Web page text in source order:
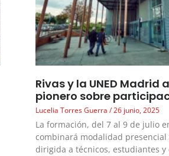
Rivas y la UNED Madrid
pionero sobre
Lucelia Torres Guerra 26 junio, 2025
La formación, del 7 al 9 de julio
combinará modalidad presencial
dirigida a técnicos, estudiantes